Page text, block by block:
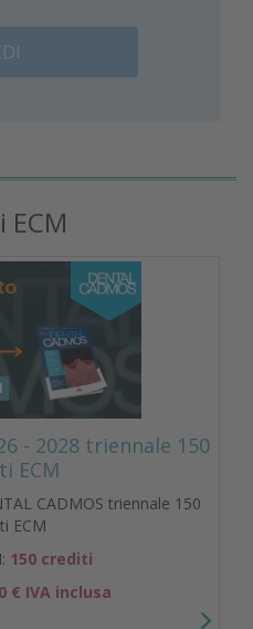
ECM
- 2028 triennale 150
ECM
CADMOS triennale 150
ECM
150 crediti
€ IVA inclusa